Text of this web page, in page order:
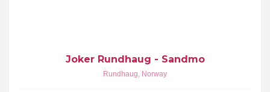
Joker Rundhaug - Sandmo
Rundhaug, Norway